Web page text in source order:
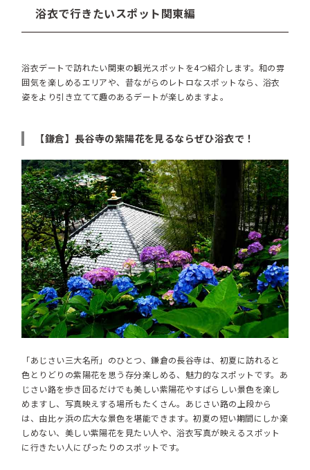
浴衣で行きたいスポット関東編
浴衣デートで訪れたい関東の観光スポットを4つ紹介します。和の雰
囲気を楽しめるエリアや、昔ながらのレトロなスポットなら、浴衣
姿をより引き立てて趣のあるデートが楽しめますよ。
【鎌倉】長谷寺の紫陽花を見るならぜひ浴衣で！
「あじさい三大名所」のひとつ、鎌倉の長谷寺は、初夏に訪れると
色とりどりの紫陽花を思う存分楽しめる、魅力的なスポットです。あ
じさい路を歩き回るだけでも美しい紫陽花やすばらしい景色を楽し
めますし、写真映えする場所もたくさん。あじさい路の上段から
は、由比ヶ浜の広大な景色を堪能できます。初夏の短い期間にしか楽
しめない、美しい紫陽花を見たい人や、浴衣写真が映えるスポット
に行きたい人にぴったりのスポットです。